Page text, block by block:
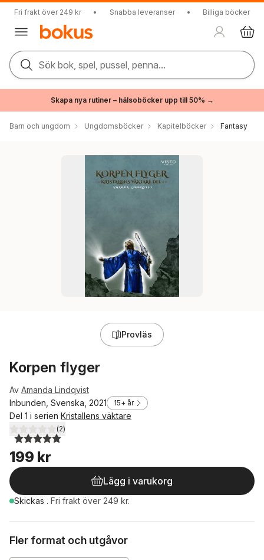
Fri frakt över 249 kr • Snabba leveranser • Billiga böcker
Sök bok, spel, pussel, penna...
Skapa nya rutiner – hälsoböcker upp till 50% →
Barn och ungdom Ungdomsböcker Kapitelböcker Fantasy
Provläs
Korpen flyger
Av Amanda Lindqvist
Inbunden, Svenska, 2021
15+ år
Del 1 i serien Kristallens väktare
5,0utav 5 stjärnor. Totalt antal röster:
(2)
199 kr
Lägg i varukorg
Skickas . Fri frakt över 249 kr.
Fler format och utgåvor